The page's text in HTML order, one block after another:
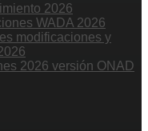
2026
WADA 2026
modificaciones y
2026 versión ONAD